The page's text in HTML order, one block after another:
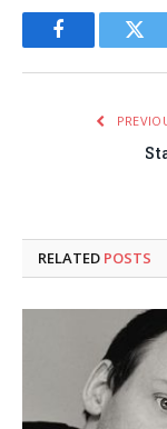
Facebook
RELATED POSTS